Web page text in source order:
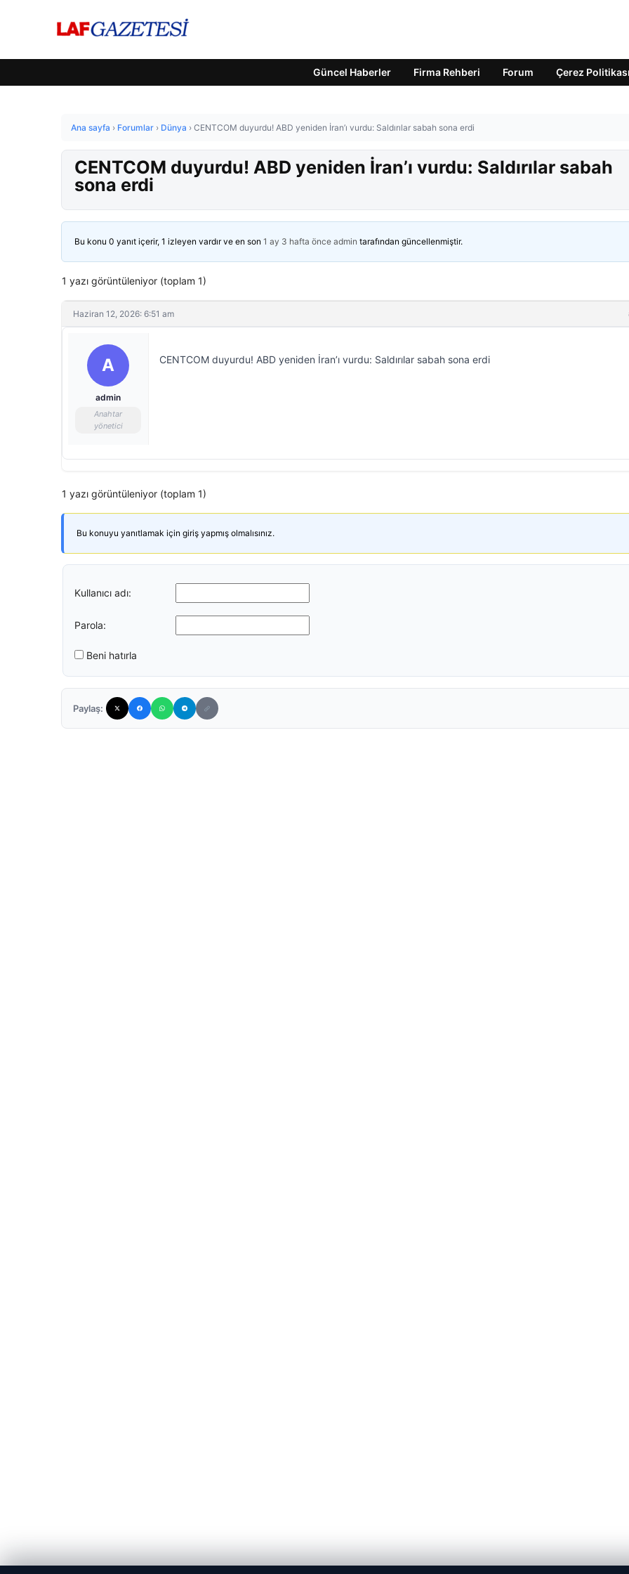
Güncel Haberler Firma Rehberi Forum Çerez Politikası
Ana sayfa › Forumlar › Dünya › CENTCOM duyurdu! ABD yeniden İran’ı vurdu: Saldırılar sabah sona erdi
CENTCOM duyurdu! ABD yeniden İran’ı vurdu: Saldırılar sabah
sona erdi
Bu konu 0 yanıt içerir, 1 izleyen vardır ve en son 1 ay 3 hafta önce admin tarafından güncellenmiştir.
1 yazı görüntüleniyor (toplam 1)
Haziran 12, 2026: 6:51 am
A
admin
Anahtar
yönetici
CENTCOM duyurdu! ABD yeniden İran’ı vurdu: Saldırılar sabah sona erdi
1 yazı görüntüleniyor (toplam 1)
Bu konuyu yanıtlamak için giriş yapmış olmalısınız.
Kullanıcı adı:
Parola:
Beni hatırla
Paylaş: